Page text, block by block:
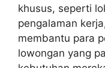
khusus, seperti
pengalaman
membantu para
lowongan yang